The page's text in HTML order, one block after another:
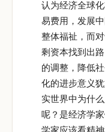
认为经济全球
易费用，发展
整体福祉，而
剩资本找到出
的调整，降低
化的进步意义
实世界中为什
呢？是经济学